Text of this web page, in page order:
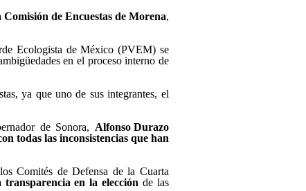
Comisión de Encuestas de Morena,
Ecologista de México (PVEM) se
en el proceso interno de
ya que uno de sus integrantes, el
de Sonora, Alfonso Durazo
todas las inconsistencias que han
Comités de Defensa de la Cuarta
transparencia en la elección de las